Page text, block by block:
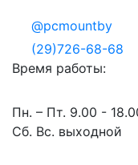
@pcmountby
(29)726-68-68
Время работы:
Пн. – Пт. 9.00 -
Сб. Вс. выходной